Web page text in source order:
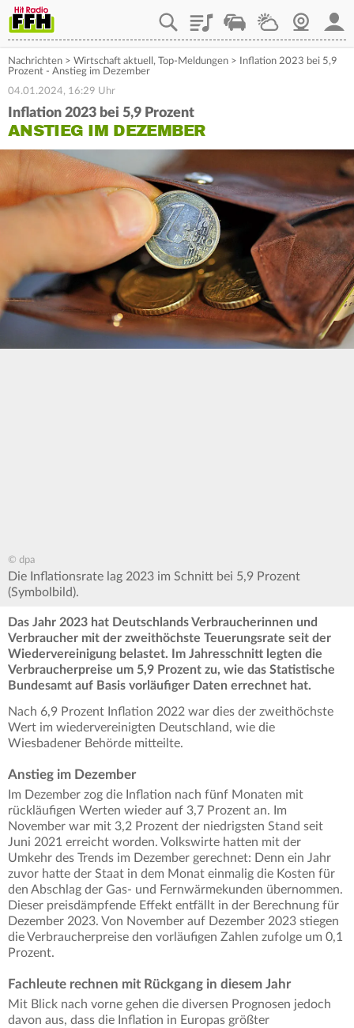
PlaylistStaupilotWetterWebcam
Nachrichten > Wirtschaft aktuell , Top-Meldungen >
Inflation 2023 bei 5,9
Prozent - Anstieg im Dezember
04.01.2024, 16:29 Uhr
Inflation 2023 bei 5,9 Prozent
ANSTIEG IM DEZEMBER
© dpa
Die Inflationsrate lag 2023 im Schnitt bei 5,9 Prozent
(Symbolbild).
Das Jahr 2023 hat Deutschlands Verbraucherinnen und
Verbraucher mit der zweithöchste Teuerungsrate seit der
Wiedervereinigung belastet. Im Jahresschnitt legten die
Verbraucherpreise um 5,9 Prozent zu, wie das Statistische
Bundesamt auf Basis vorläufiger Daten errechnet hat.
Nach 6,9 Prozent Inflation 2022 war dies der zweithöchste
Wert im wiedervereinigten Deutschland, wie die
Wiesbadener Behörde mitteilte.
Anstieg im Dezember
Im Dezember zog die Inflation nach fünf Monaten mit
rückläufigen Werten wieder auf 3,7 Prozent an. Im
November war mit 3,2 Prozent der niedrigsten Stand seit
Juni 2021 erreicht worden. Volkswirte hatten mit der
Umkehr des Trends im Dezember gerechnet: Denn ein Jahr
zuvor hatte der Staat in dem Monat einmalig die Kosten für
den Abschlag der Gas- und Fernwärmekunden übernommen.
Dieser preisdämpfende Effekt entfällt in der Berechnung für
Dezember 2023. Von November auf Dezember 2023 stiegen
die Verbraucherpreise den vorläufigen Zahlen zufolge um 0,1
Prozent.
Fachleute rechnen mit Rückgang in diesem Jahr
Mit Blick nach vorne gehen die diversen Prognosen jedoch
davon aus, dass die Inflation in Europas größter